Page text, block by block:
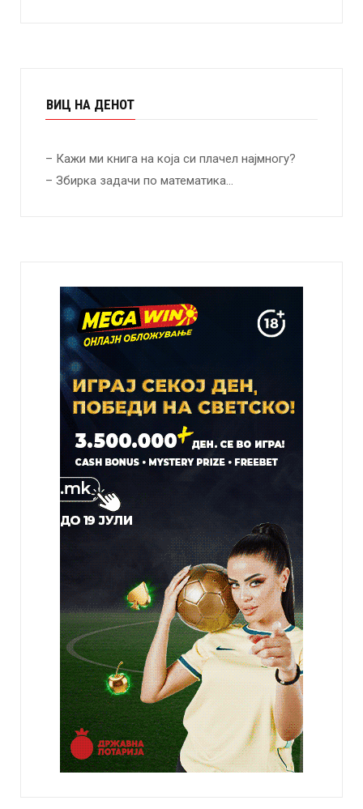
ВИЦ НА ДЕНОТ
– Кажи ми книга на која си плачел најмногу?
– Збирка задачи по математика…